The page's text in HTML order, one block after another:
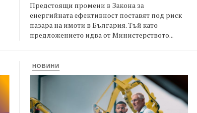
Предстоящи промени в Закона за
енергийната ефективност поставят под риск
пазара на имоти в България. Тъй като
предложението идва от Министерството...
НОВИНИ